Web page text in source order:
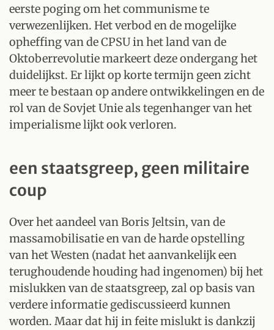
eerste poging om het communisme te
verwezenlijken. Het verbod en de mogelijke
opheffing van de CPSU in het land van de
Oktoberrevolutie markeert deze ondergang het
duidelijkst. Er lijkt op korte termijn geen zicht
meer te bestaan op andere ontwikkelingen en de
rol van de Sovjet Unie als tegenhanger van het
imperialisme lijkt ook verloren.
een staatsgreep, geen militaire
coup
Over het aandeel van Boris Jeltsin, van de
massamobilisatie en van de harde opstelling
van het Westen (nadat het aanvankelijk een
terughoudende houding had ingenomen) bij het
mislukken van de staatsgreep, zal op basis van
verdere informatie gediscussieerd kunnen
worden. Maar dat hij in feite mislukt is dankzij